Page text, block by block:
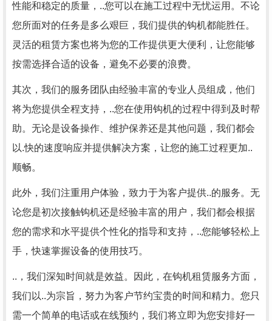
性能和稳定的质量，..您可以在施工过程中无忧运用。不论
您所面对的任务是多么艰巨，我们提供的钩机都能胜任。
灵活的租赁方案也将为您的工作提供更大便利，让您能够
按需选择合适的设备，避免不必要的浪费。
其次，我们的服务团队由经验丰富的专业人员组成，他们
将为您提供全程支持，..您在使用钩机的过程中得到及时帮
助。无论是设备操作、维护保养还是其他问题，我们都会
以.快的速度响应并提供解决方案，让您的施工过程更加..
顺畅。
此外，我们注重用户体验，致力于为客户提供..的服务。无
论您是初次接触钩机还是经验丰富的用户，我们都会根据
您的需求和水平提供个性化的指导和支持，..您能够轻松上
手，快速掌握设备的使用技巧。
..，我们深知时间就是效益。因此，在钩机租赁服务方面，
我们以..为宗旨，努力为客户节约宝贵的时间和精力。您只
需一个简单的电话或在线预约，我们将立即为您安排好一